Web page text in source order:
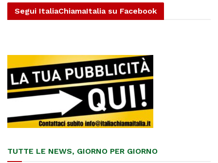
Segui ItaliaChiamaItalia su Facebook
TUTTE LE NEWS, GIORNO PER GIORNO